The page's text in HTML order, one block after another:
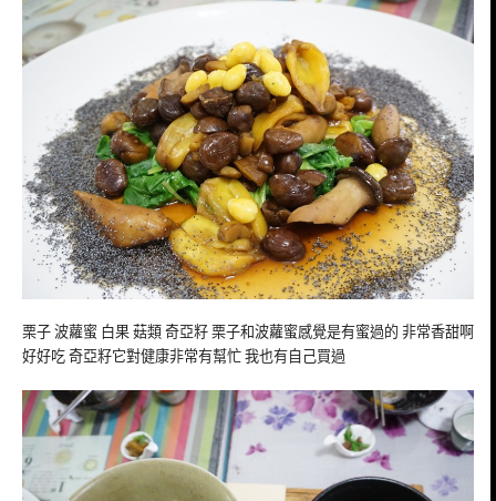
栗子 波蘿蜜 白果 菇類 奇亞籽 栗子和波蘿蜜感覺是有蜜過的 非常香甜啊
好好吃 奇亞籽它對健康非常有幫忙 我也有自己買過